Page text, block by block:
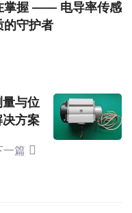
掌握 —— 电导率传感
的守护者
与位
方案
一篇